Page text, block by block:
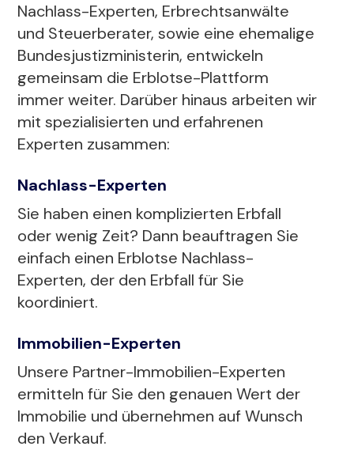
Nachlass-Experten, Erbrechtsanwälte
und Steuerberater, sowie eine ehemalige
Bundesjustizministerin, entwickeln
gemeinsam die Erblotse-Plattform
immer weiter. Darüber hinaus arbeiten wir
mit spezialisierten und erfahrenen
Experten zusammen:
Nachlass-Experten
Sie haben einen komplizierten Erbfall
oder wenig Zeit? Dann beauftragen Sie
einfach einen Erblotse Nachlass-
Experten, der den Erbfall für Sie
koordiniert.
Immobilien-Experten
Unsere Partner-Immobilien-Experten
ermitteln für Sie den genauen Wert der
Immobilie und übernehmen auf Wunsch
den Verkauf.